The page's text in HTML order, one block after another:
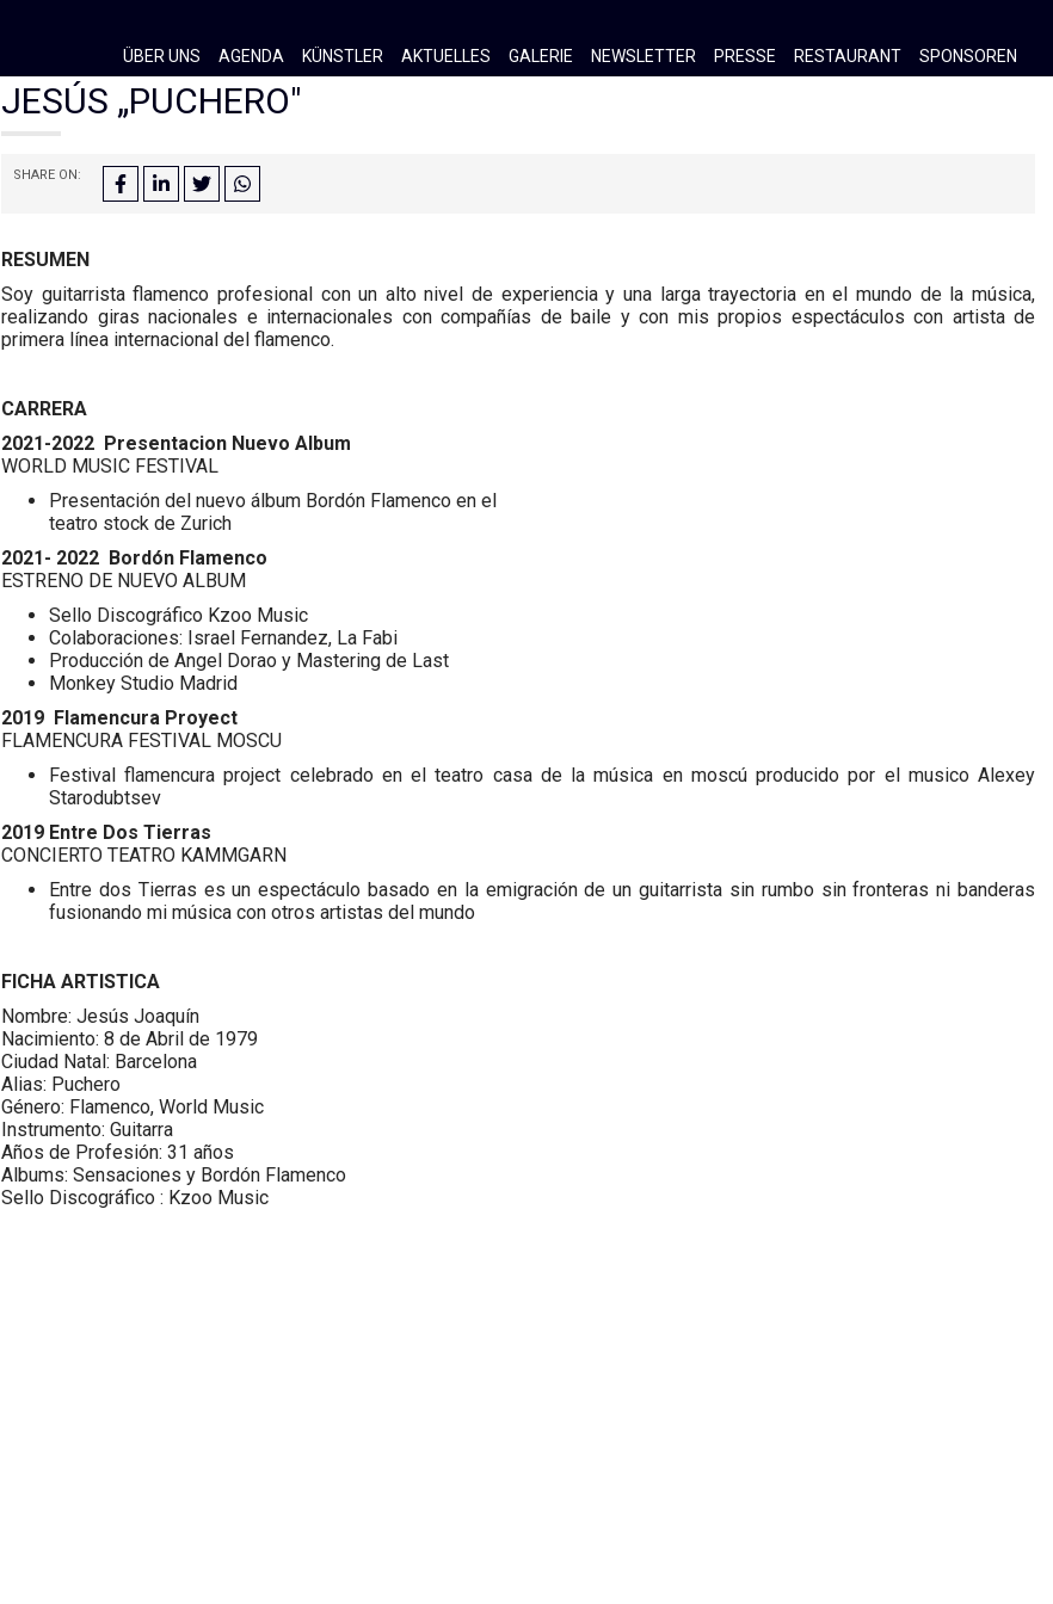
ÜBER UNS AGENDA KÜNSTLER AKTUELLES GALERIE NEWSLETTER PRESSE RESTAURANT SPONSOREN
JESÚS „PUCHERO"
SHARE ON:
RESUMEN
Soy guitarrista flamenco profesional con un alto nivel de experiencia y una larga trayectoria en el mundo de la música,
realizando giras nacionales e internacionales con compañías de baile y con mis propios espectáculos con artista de
primera línea internacional del flamenco.
CARRERA
2021-2022 Presentacion Nuevo Album
WORLD MUSIC FESTIVAL
Presentación del nuevo álbum Bordón Flamenco en el
teatro stock de Zurich
2021- 2022 Bordón Flamenco
ESTRENO DE NUEVO ALBUM
Sello Discográfico Kzoo Music
Colaboraciones: Israel Fernandez, La Fabi
Producción de Angel Dorao y Mastering de Last
Monkey Studio Madrid
2019 Flamencura Proyect
FLAMENCURA FESTIVAL MOSCU
Festival flamencura project celebrado en el teatro casa de la música en moscú producido por el musico Alexey
Starodubtsev
2019 Entre Dos Tierras
CONCIERTO TEATRO KAMMGARN
Entre dos Tierras es un espectáculo basado en la emigración de un guitarrista sin rumbo sin fronteras ni banderas
fusionando mi música con otros artistas del mundo
FICHA ARTISTICA
Nombre: Jesús Joaquín
Nacimiento: 8 de Abril de 1979
Ciudad Natal: Barcelona
Alias: Puchero
Género: Flamenco, World Music
Instrumento: Guitarra
Años de Profesión: 31 años
Albums: Sensaciones y Bordón Flamenco
Sello Discográfico : Kzoo Music